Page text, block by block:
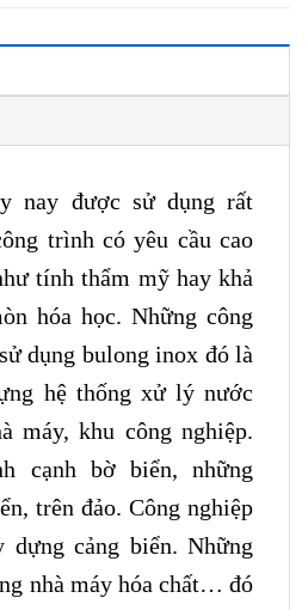
nay được sử dụng rất
trình có yêu cầu cao
tính thẩm mỹ hay khả
hóa học. Những công
dụng bulong inox đó là
hệ thống xử lý nước
máy, khu công nghiệp.
cạnh bờ biển, những
trên đảo. Công nghiệp
dựng cảng biển. Những
nhà máy hóa chất… đó